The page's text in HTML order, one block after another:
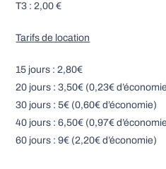
T3 :2,00€
Tarifs de location
15 jours : 2,80€
20 jours : 3,50€ (0,23€
30 jours : 5€ (0,60€ d’économie)
40 jours : 6,50€ (0,97€
60 jours : 9€ (2,20€ d’économie)